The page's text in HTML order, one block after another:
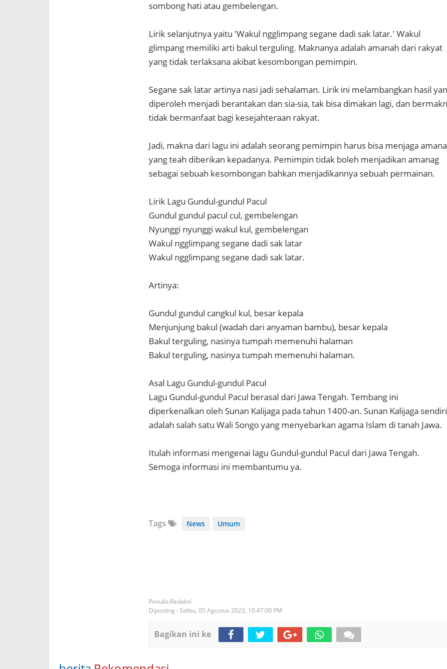
sombong hati atau gembelengan.
Lirik selanjutnya yaitu 'Wakul ngglimpang segane dadi sak latar.' Wakul
glimpang memiliki arti bakul terguling. Maknanya adalah amanah dari rakyat
yang tidak terlaksana akibat kesombongan pemimpin.
Segane sak latar artinya nasi jadi sehalaman. Lirik ini melambangkan hasil
diperoleh menjadi berantakan dan sia-sia, tak bisa dimakan lagi, dan
tidak bermanfaat bagi kesejahteraan rakyat.
Jadi, makna dari lagu ini adalah seorang pemimpin harus bisa menjaga
yang teah diberikan kepadanya. Pemimpin tidak boleh menjadikan amanag
sebagai sebuah kesombongan bahkan menjadikannya sebuah permainan.
Lirik Lagu Gundul-gundul Pacul
Gundul gundul pacul cul, gembelengan
Nyunggi nyunggi wakul kul, gembelengan
Wakul ngglimpang segane dadi sak latar
Wakul ngglimpang segane dadi sak latar.
Artinya:
Gundul gundul cangkul kul, besar kepala
Menjunjung bakul (wadah dari anyaman bambu), besar kepala
Bakul terguling, nasinya tumpah memenuhi halaman
Bakul terguling, nasinya tumpah memenuhi halaman.
Asal Lagu Gundul-gundul Pacul
Lagu Gundul-gundul Pacul berasal dari Jawa Tengah. Tembang ini
diperkenalkan oleh Sunan Kalijaga pada tahun 1400-an. Sunan Kalijaga sendiri
adalah salah satu Wali Songo yang menyebarkan agama Islam di tanah Jawa.
Itulah informasi mengenai lagu Gundul-gundul Pacul dari Jawa Tengah.
Semoga informasi ini membantumu ya.
Tags News Umum
Redaksi
Diposting : Sabtu, 05 Agustus 2023, 10:47:00 PM
Bagikan ini ke